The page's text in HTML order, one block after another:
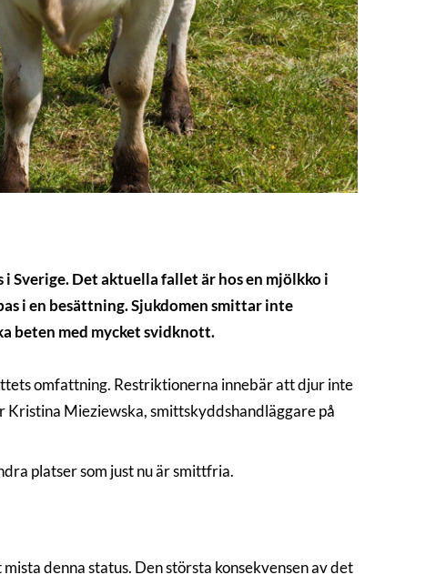
Sverige. Det aktuella fallet är hos en mjölkko i
i en besättning. Sjukdomen smittar inte
beten med mycket svidknott.
omfattning. Restriktionerna innebär att djur inte
Mieziewska, smittskyddshandläggare på
platser som just nu är smittfria.
denna status. Den största konsekvensen av det